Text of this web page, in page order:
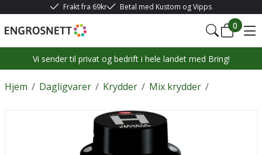
Frakt fra 69kr Betal med Kustom og Vipps
0
Vi sender til privat og bedrift i hele landet med Bring!
/
Hjem /
Dagligvarer /
Krydder /
Mix krydder